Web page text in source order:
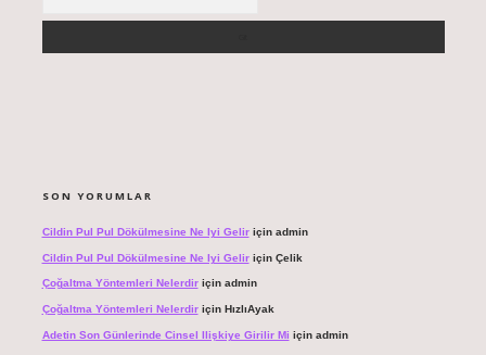
SON YORUMLAR
Cildin Pul Pul Dökülmesine Ne Iyi Geliriçin admin
Cildin Pul Pul Dökülmesine Ne Iyi Geliriçin Çelik
Çoğaltma Yöntemleri Nelerdiriçin admin
Çoğaltma Yöntemleri Nelerdiriçin HızlıAyak
Adetin Son Günlerinde Cinsel Ilişkiye Girilir Mi için admin